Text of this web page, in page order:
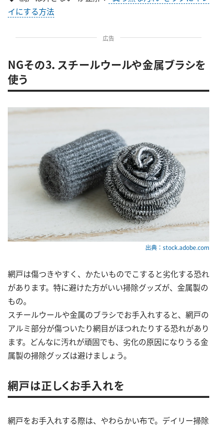
イにする方法
広告
NGその3．スチールウールや金属ブラシを
使う
出典：stock.adobe.com
網戸は傷つきやすく、かたいものでこすると劣化する恐れ
があります。特に避けた方がいい掃除グッズが、金属製の
もの。
スチールウールや金属のブラシでお手入れすると、網戸の
アルミ部分が傷ついたり網目がほつれたりする恐れがあり
ます。どんなに汚れが頑固でも、劣化の原因になりうる金
属製の掃除グッズは避けましょう。
網戸は正しくお手入れを
網戸をお手入れする際は、やわらかい布で。デイリー掃除